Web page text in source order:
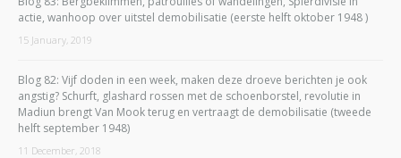
actie, wanhoop over uitstel demobilisatie (eerste helft oktober 1948 )
15 January, 2019
Blog 82: Vijf doden in een week, maken deze droeve berichten je ook
angstig? Schurft, glashard rossen met de schoenborstel, revolutie in
Madiun brengt Van Mook terug en vertraagt de demobilisatie (tweede
helft september 1948)
11 December, 2018